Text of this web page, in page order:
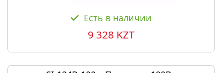
Есть в наличии
9 328 KZT